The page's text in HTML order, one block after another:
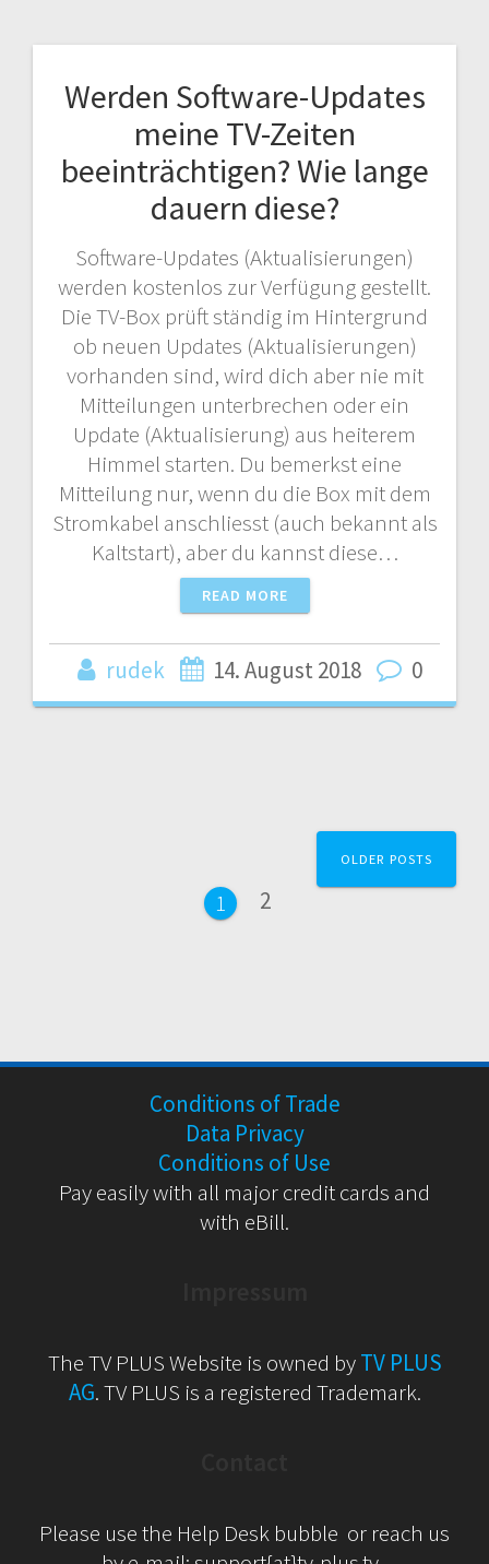
Werden Software-Updates
meine TV-Zeiten
beeinträchtigen? Wie lange
dauern diese?
Software-Updates (Aktualisierungen)
werden kostenlos zur Verfügung gestellt.
Die TV-Box prüft ständig im Hintergrund
ob neuen Updates (Aktualisierungen)
vorhanden sind, wird dich aber nie mit
Mitteilungen unterbrechen oder ein
Update (Aktualisierung) aus heiterem
Himmel starten. Du bemerkst eine
Mitteilung nur, wenn du die Box mit dem
Stromkabel anschliesst (auch bekannt als
Kaltstart), aber du kannst diese…
READ MORE
rudek 14. August 2018 0
navigation
Page
1 Page
2
OLDER POSTS
Conditions of Trade
Data Privacy
Conditions of Use
Pay easily with all major credit cards and
with eBill.
The TV PLUS Website is owned byTV PLUS
AG. TV PLUS is a registered Trademark.
Please use the Help Desk bubble or reach us